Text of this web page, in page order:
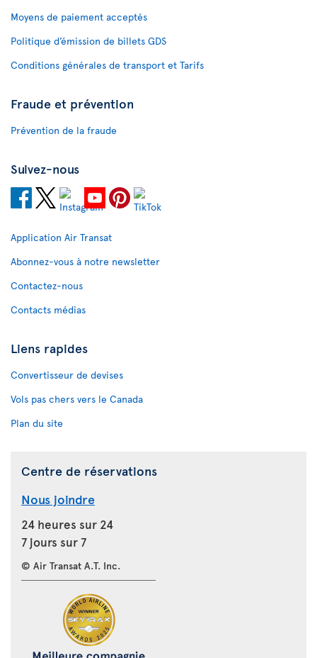
Moyens de paiement acceptés
Politique d’émission de billets GDS
Conditions générales de transport et Tarifs
Fraude et prévention
Prévention de la fraude
Suivez-nous
Application Air Transat
Abonnez-vous à notre newsletter
Contactez-nous
Contacts médias
Liens rapides
Convertisseur de devises
Vols pas chers vers le Canada
Plan du site
Centre de réservations
Nous joindre
24 heures sur 24
7 jours sur 7
© Air Transat A.T. Inc.